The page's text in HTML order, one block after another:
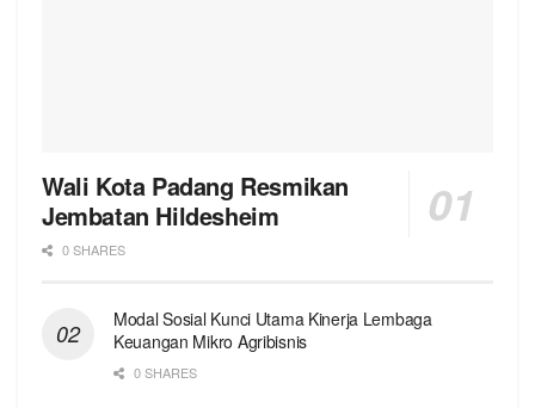
Wali Kota Padang Resmikan
Jembatan Hildesheim
0 SHARES
Modal Sosial Kunci Utama Kinerja Lembaga
Keuangan Mikro Agribisnis
0 SHARES